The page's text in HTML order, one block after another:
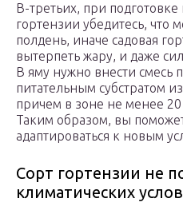
В-третьих, при
гортензии убедитесь, что
полдень, иначе садовая
вытерпеть жару, и даже
В яму нужно внести смесь
питательным субстратом
причем в зоне не менее
Таким образом, вы
адаптироваться к новым
Сорт гортензии не
климатических